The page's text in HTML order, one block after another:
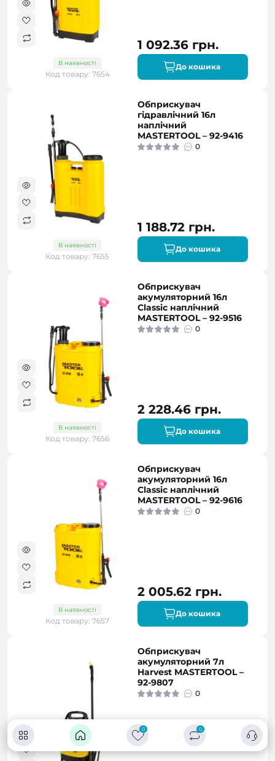
0 0
В наявності
Код товару: 7654
1 092.36 грн.
До кошика
В наявності
Код товару: 7655
Обприскувач
гідравлічний 16л
наплічний
MASTERTOOL – 92-9416
0
1 188.72 грн.
До кошика
В наявності
Код товару: 7656
Обприскувач
акумуляторний 16л
Classic наплічний
MASTERTOOL – 92-9516
0
2 228.46 грн.
До кошика
В наявності
Код товару: 7657
Обприскувач
акумуляторний 16л
Classic наплічний
MASTERTOOL – 92-9616
0
2 005.62 грн.
До кошика
Обприскувач
акумуляторний 7л
Harvest MASTERTOOL –
92-9807
0